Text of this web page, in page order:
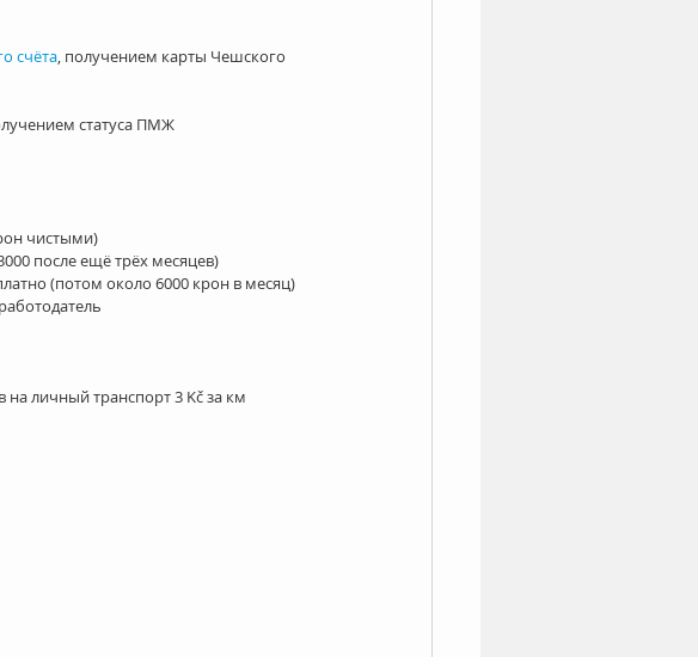
счёта, получением карты Чешского
статуса ПМЖ
чистыми)
после ещё трёх месяцев)
(потом около 6000 крон в месяц)
на личный транспорт 3 Kč за км